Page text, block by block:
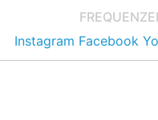
FREQUENZE
Instagram Facebook